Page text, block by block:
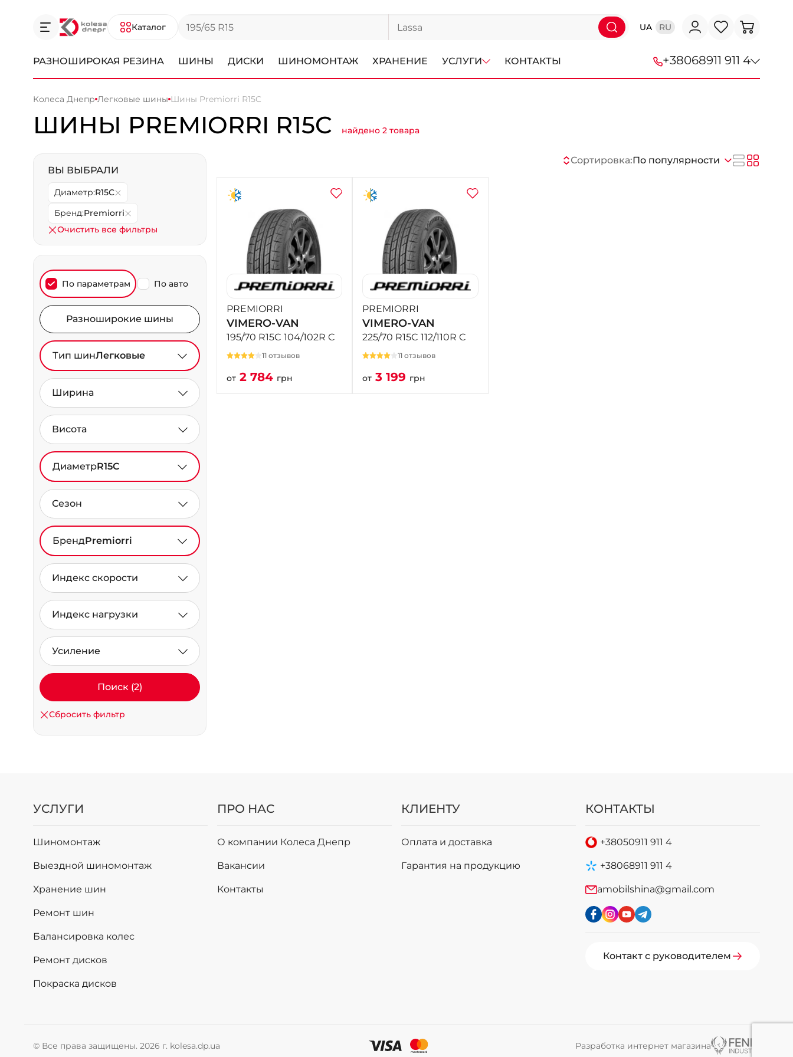
Каталог UA RU
РАЗНОШИРОКАЯ РЕЗИНА ШИНЫ ДИСКИ ШИНОМОНТАЖ ХРАНЕНИЕ УСЛУГИ КОНТАКТЫ +38068911 911 4
+38 (067) 113-44-44
Колеса Днепр Легковые шины Шины Premiorri R15C
ШИНЫ PREMIORRI R15C найдено 2 товара
ВЫ ВЫБРАЛИ
Диаметр:R15C
Бренд:Premiorri
Очистить все фильтры
По параметрам По авто
Разноширокие шины
Тип шинЛегковые
Ширина
Висота
ДиаметрR15C
Сезон
БрендPremiorri
Индекс скорости
Индекс нагрузки
Усиление
Поиск (2)
Сбросить фильтр
Сортировка:По популярности
PREMIORRI
VIMERO-VAN
195/70 R15C 104/102R C
11 отзывов
от 2 784 грн
PREMIORRI
VIMERO-VAN
225/70 R15C 112/110R C
11 отзывов
от 3 199 грн
УСЛУГИ
Шиномонтаж
Выездной шиномонтаж
Хранение шин
Ремонт шин
Балансировка колес
Ремонт дисков
Покраска дисков
ПРО НАС
О компании Колеса Днепр
Вакансии
Контакты
КЛИЕНТУ
Оплата и доставка
Гарантия на продукцию
КОНТАКТЫ
+38050911 911 4
+38068911 911 4
amobilshina@gmail.com
Контакт с руководителем
© Все права защищены. 2026 г. kolesa.dp.ua Разработка интернет магазина